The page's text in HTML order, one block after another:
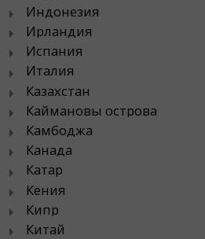
Индонезия
Ирландия
Испания
Италия
Казахстан
Каймановы острова
Камбоджа
Канада
Катар
Кения
Кипр
Китай